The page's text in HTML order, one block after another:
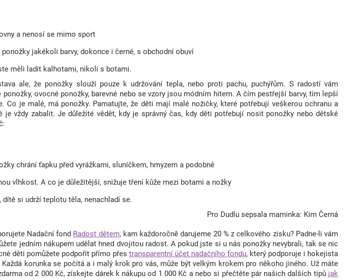
a nenosí se mimo sport
jakékoli barvy, dokonce i černé, s obchodní obuví
měli ladit kalhotami, nikoli s botami.
ale, že ponožky slouží pouze k udržování tepla, nebo proti pachu, puchýřům. S radostí vám
ovocné ponožky, barevné nebo se vzory jsou módním hitem. A čím pestřejší barvy, tím lepší
Co je malé, má ponožky. Pamatujte, že děti mají malé nožičky, které potřebují veškerou ochranu a
vždy zabalit. Je důležité vědět, kdy je správný čas, kdy děti potřebují nosit ponožky nebo dětské
chrání ťapku před vyrážkami, sluníčkem, hmyzem a podobně
vlhkost. A co je důležitější, snižuje tření kůže mezi botami a nožky
si udrží teplotu těla, nenachladí se.
Pro Dudlu sepsala maminka: Kim Černá
Nadační fond Radost dětem, kam každoročně darujeme 20 % z celkového zisku? Padne-li vám
jedním nákupem udělat hned dvojitou radost. A pokud jste si u nás ponožky nevybrali, tak se nic
děti pomůžete podpořit přímo přes transparentní účet nadačního fondu, který podporuje i hokejista
korunka se počítá a i malý krok pro vás, může být velkým krokem pro někoho jiného. Už máte
od 2 000 Kč, získejte dárek k nákupu od 1 000 Kč a nebo si přečtěte pár našich dalších tipů jak